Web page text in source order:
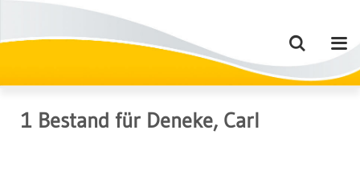
1 Bestand für Deneke, Carl